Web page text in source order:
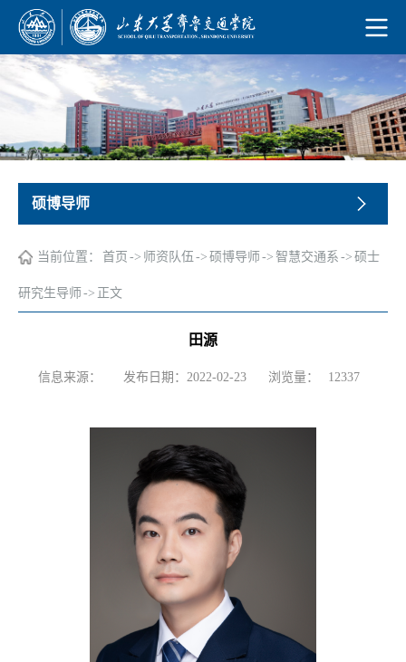
硕博导师
当前位置： 首页 -> 师资队伍 -> 硕博导师-> 智慧交通系 -> 硕士
研究生导师-> 正文
田源
信息来源： 发布日期：2022-02-23 浏览量： 12337